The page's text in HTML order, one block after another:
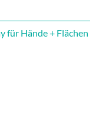
für Hände + Flächen